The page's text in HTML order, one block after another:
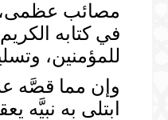
مصائب عظمى،
في كتابه
للمؤمنين،
وإن مما قصَّه
ابتلى به نبيَّه